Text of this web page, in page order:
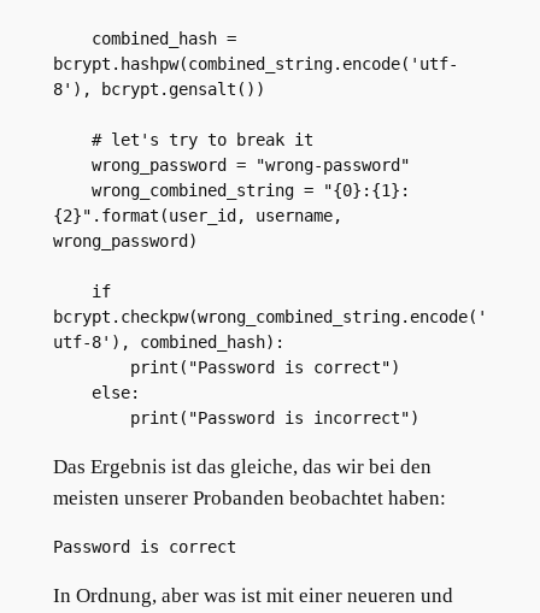
bcrypt.hashpw(combined_string.encode('utf-
8'), bcrypt.gensalt())
    # let's try to break it
    wrong_password = "wrong-password"
{2}".format(user_id, username,
wrong_password)
bcrypt.checkpw(wrong_combined_string.encode('
utf-8'), combined_hash):
        print("Password is correct")
    else:
        print("Password is incorrect")
Das Ergebnis ist das gleiche, das wir bei den
meisten unserer Probanden beobachtet haben:
Password is correct
In Ordnung, aber was ist mit einer neueren und